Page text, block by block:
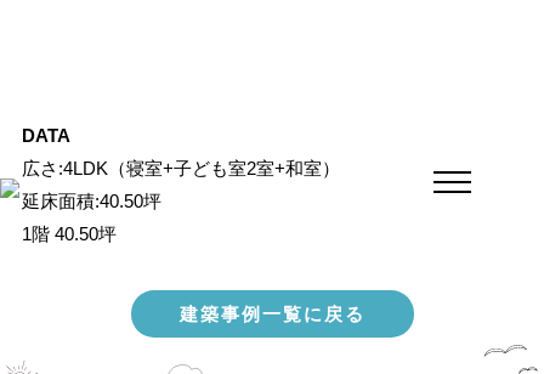
DATA
広さ:4LDK（寝室+子ども室2室+和室）
延床面積:40.50坪
1階 40.50坪
建築事例一覧に戻る